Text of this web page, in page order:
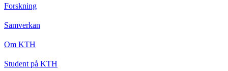
Forskning
Samverkan
Om KTH
Student på KTH